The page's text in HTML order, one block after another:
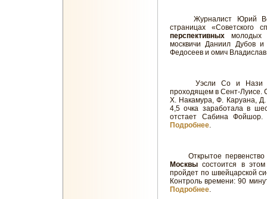
Журналист Юрий
страницах «Советского
перспективных молодых
москвичи Даниил Дубов
Федосеев и омич
Уэсли Со и Нази
проходящем в Сент-Луисе.
Х. Накамура, Ф. Каруана,
4,5 очка заработала в
отстает Сабина
Подробнее.
Открытое первенство
Москвысостоится в
пройдет по швейцарской
Контроль времени: 90
Подробнее.